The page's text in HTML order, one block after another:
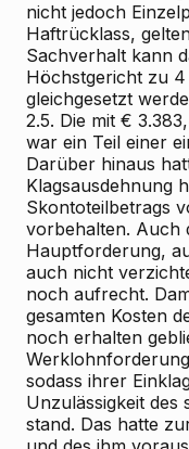
nicht jedoch
Haftrücklass,
Sachverhalt kann
Höchstgericht zu
gleichgesetzt
2.5. Die mit €
war ein Teil einer
Darüber hinaus
Klagsausdehnung
Skontoteilbetrags
vorbehalten. Auch
Hauptforderung,
auch nicht
noch aufrecht.
gesamten Kosten
noch erhalten
sodass ihrer
Unzulässigkeit des
stand. Das hatte